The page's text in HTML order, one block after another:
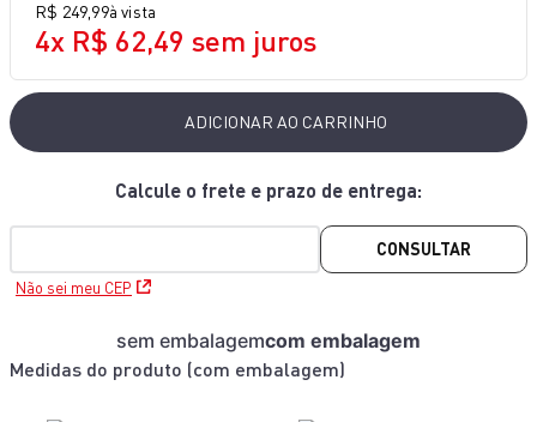
R$ 249 99à vista
4x R$ 62,49 sem juros
ADICIONAR AO CARRINHO
Não sei meu CEP
CONSULTAR
Medidas do produto (com embalagem)
sem embalagemcom embalagem